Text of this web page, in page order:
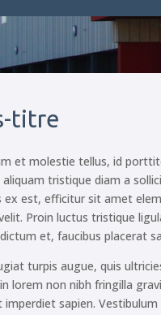
titre
et molestie tellus, id
tristique diam a
ex est, efficitur sit amet
Proin luctus tristique
et, faucibus placerat
turpis augue, quis
lorem non nibh fringilla
imperdiet sapien.